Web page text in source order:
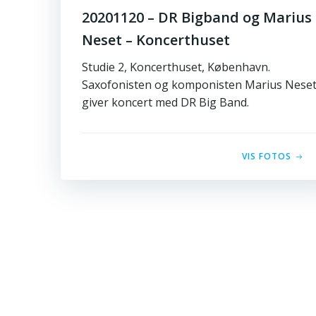
20201120 – DR Bigband og Marius
Neset – Koncerthuset
Studie 2, Koncerthuset, København.
Saxofonisten og komponisten Marius Neset
giver koncert med DR Big Band.
VIS FOTOS